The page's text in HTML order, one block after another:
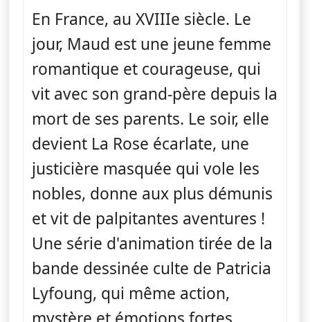
En France, au XVIIIe siècle. Le
jour, Maud est une jeune femme
romantique et courageuse, qui
vit avec son grand-père depuis la
mort de ses parents. Le soir, elle
devient La Rose écarlate, une
justicière masquée qui vole les
nobles, donne aux plus démunis
et vit de palpitantes aventures !
Une série d'animation tirée de la
bande dessinée culte de Patricia
Lyfoung, qui même action,